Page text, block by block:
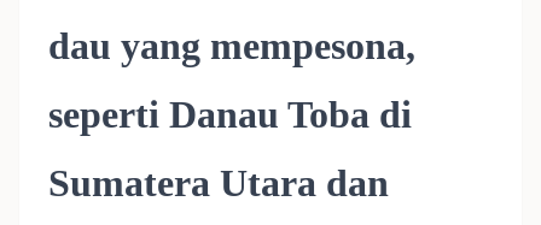
dau yang mempesona,
seperti Danau Toba di
Sumatera Utara dan